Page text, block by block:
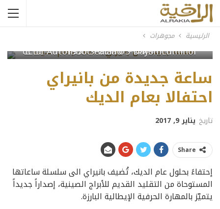
الرئيسية مجوهرات
ساعة Automatic Acciaio – 44mmLuminor 1950 Sealand 3 Days
ساعة جديدة من بانيراي
احتفالا بعام الديك
تاريخ يناير 9, 2017
Share
إحتفاءً بحلول عام الديك، تُضيف بانيراي الى سلسلة ساعاتها
المستوحاة من التقليد القديم للأبراج الصينية، إصداراً جديداً
يتميّز بالمهارة الحرفية الإيطالية البارزة.